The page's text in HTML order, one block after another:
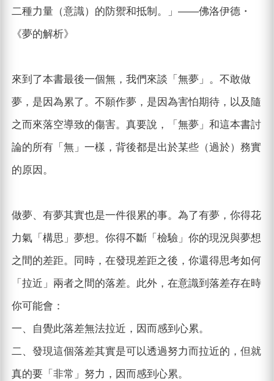
二種力量（意識）的防禦和抵制。」——佛洛伊德・
《夢的解析》
來到了本書最後一個無，我們來談「無夢」。不敢做
夢，是因為累了。不願作夢，是因為害怕期待，以及隨
之而來落空導致的傷害。真要說，「無夢」和這本書討
論的所有「無」一樣，背後都是出於某些（過於）務實
的原因。
做夢、有夢其實也是一件很累的事。為了有夢，你得花
力氣「構思」夢想。你得不斷「檢驗」你的現況與夢想
之間的差距。同時，在發現差距之後，你還得思考如何
「拉近」兩者之間的落差。此外，在意識到落差存在時
你可能會：
一、自覺此落差無法拉近，因而感到心累。
二、發現這個落差其實是可以透過努力而拉近的，但就
真的要「非常」努力，因而感到心累。